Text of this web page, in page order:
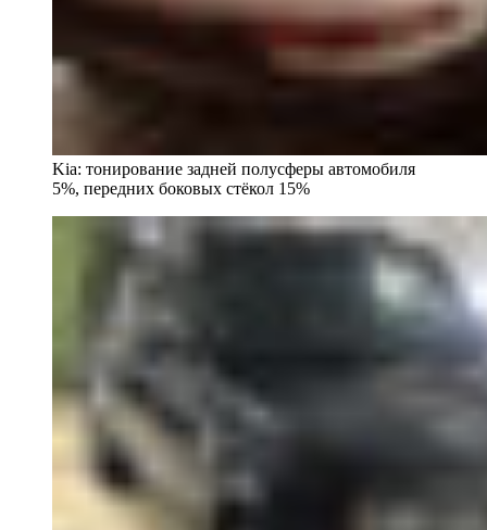
Kia: тонирование задней полусферы автомобиля
5%, передних боковых стёкол 15%